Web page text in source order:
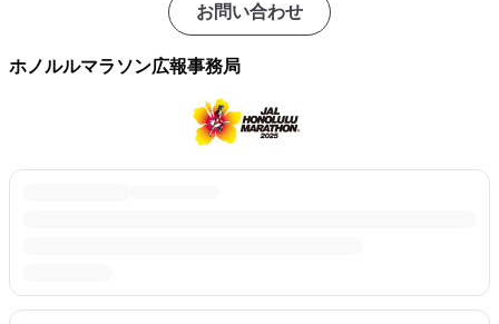
お問い合わせ
ホノルルマラソン広報事務局